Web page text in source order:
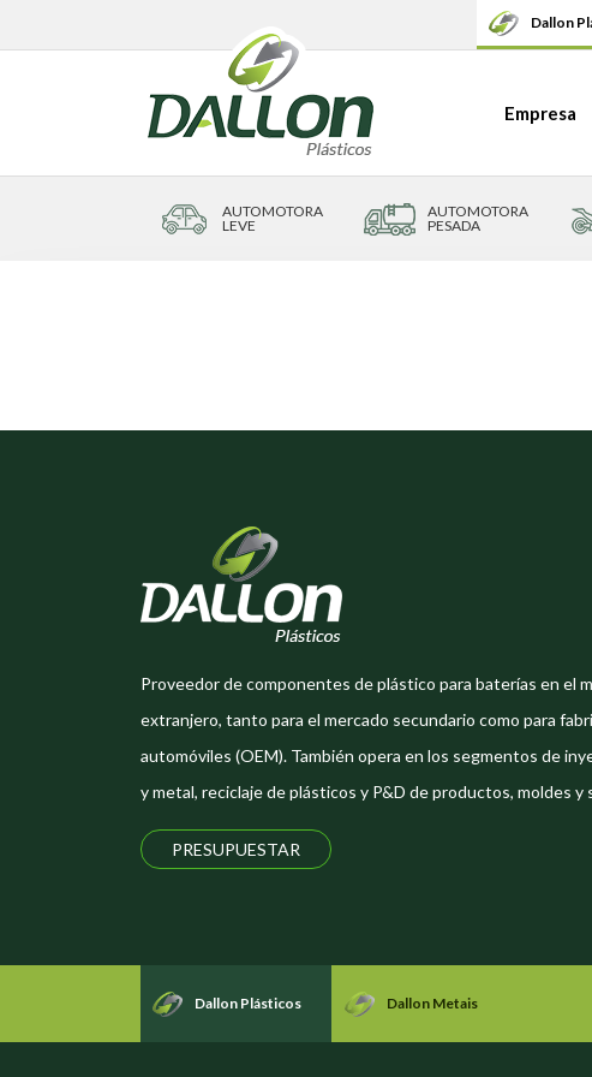
Dallon
Empresa
AUTOMOTORA
LEVE
AUTOMOTORA
PESADA
Proveedor de componentes de plástico para baterías en el
extranjero, tanto para el mercado secundario como para
automóviles (OEM). También opera en los segmentos de
y metal, reciclaje de plásticos y P&D de productos, moldes y
PRESUPUESTAR
Dallon Plásticos Dallon Metais